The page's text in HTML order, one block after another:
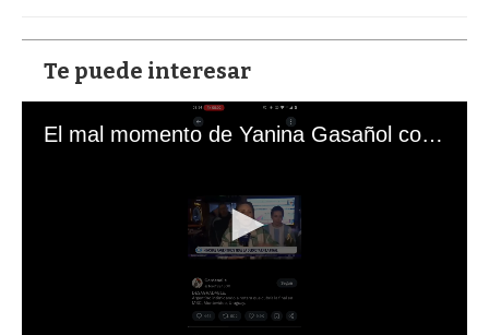
Te puede interesar
El mal momento de Yanina Gasañol con un hincha argentino en "Subrayado"